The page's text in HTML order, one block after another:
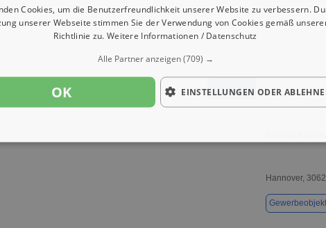
1 / 1
Hannover,
Gewerbeobjekt
Cookies, um die Benutzerfreundlichkeit unserer Website zu verbessern.
unserer Webseite stimmen Sie der Verwendung von Cookies gemäß
Richtlinie zu. Weitere Informationen / Datenschutz
Alle Partner anzeigen(709) →
OK EINSTELLUNGEN ODER